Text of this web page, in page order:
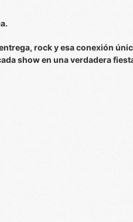
rock y esa conexión
show en una verdadera